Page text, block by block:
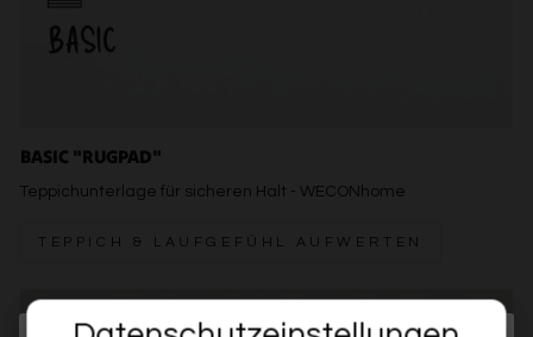
BASIC "RUGPAD"
Teppichunterlage für sicheren Halt - WECONhome
TEPPICH & LAUFGEFÜHL AUFWERTEN